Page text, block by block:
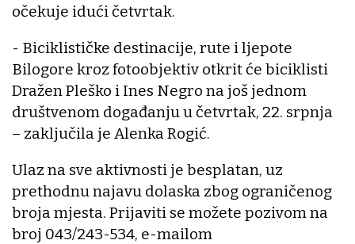
očekuje idući četvrtak.
- Biciklističke destinacije, rute i ljepote
Bilogore kroz fotoobjektiv otkrit će biciklisti
Dražen Pleško i Ines Negro na još jednom
društvenom događanju u četvrtak, 22. srpnja
– zaključila je Alenka Rogić.
Ulaz na sve aktivnosti je besplatan, uz
prethodnu najavu dolaska zbog ograničenog
broja mjesta. Prijaviti se možete pozivom na
broj 043/243-534, e-mailom